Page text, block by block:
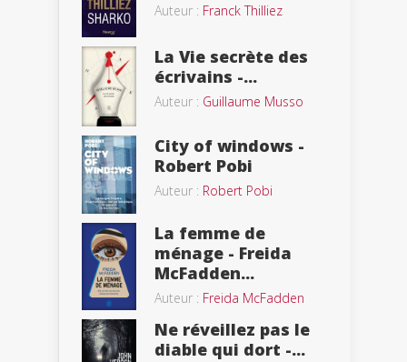
Auteur : Franck Thilliez
La Vie secrète des
écrivains -...
Auteur : Guillaume Musso
City of windows -
Robert Pobi
Auteur : Robert Pobi
La femme de
ménage - Freida
McFadden...
Auteur : Freida McFadden
Ne réveillez pas le
diable qui dort -...